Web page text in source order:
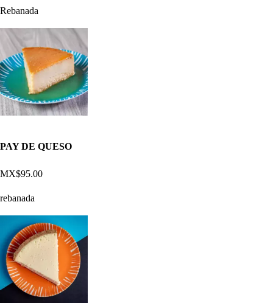
Rebanada
PAY DE QUESO
MX$95.00
rebanada